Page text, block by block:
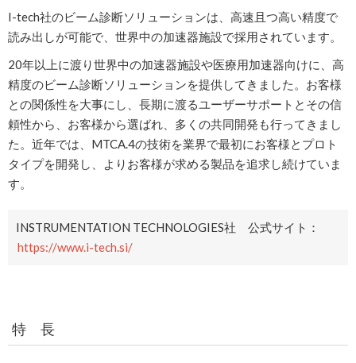
I-tech社のビーム診断ソリューションは、高速且つ高い精度で
読み出しが可能で、世界中の加速器施設で採用されています。
20年以上に渡り世界中の加速器施設や医療用加速器向けに、高
精度のビーム診断ソリューションを提供してきました。お客様
との関係性を大事にし、長期に渡るユーザーサポートとその信
頼性から、お客様から選ばれ、多くの共同開発も行ってきまし
た。近年では、MTCA.4の技術を業界で最初にお客様とプロト
タイプを開発し、よりお客様が求める製品を追求し続けていま
す。
INSTRUMENTATION TECHNOLOGIES社 公式サイト：
https://www.i-tech.si/
特 長